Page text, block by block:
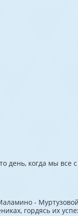
день, когда мы все
-
гордясь их